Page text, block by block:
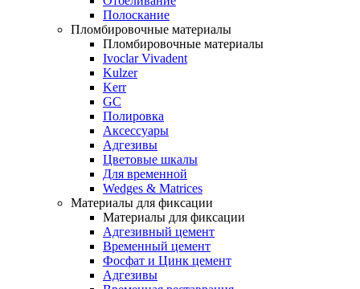
Полоскание
Пломбировочные материалы
Пломбировочные материалы
Ivoclar Vivadent
Kulzer
Kerr
GC
Полировка
Аксессуары
Адгезивы
Цветовые шкалы
Для временной
Wedges & Matrices
Материалы для фиксации
Материалы для фиксации
Адгезивный цемент
Временный цемент
Фосфат и Цинк цемент
Адгезивы